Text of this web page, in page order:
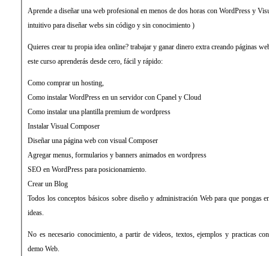
Aprende a diseñar una web profesional en menos de dos horas con WordPress y
intuitivo para diseñar webs sin código y sin conocimiento )
Quieres crear tu propia idea online? trabajar y ganar dinero extra creando páginas
este curso aprenderás desde cero, fácil y rápido:
Como comprar un hosting,
Como instalar WordPress en un servidor con Cpanel y Cloud
Como instalar una plantilla premium de wordpress
Instalar Visual Composer
Diseñar una página web con visual Composer
Agregar menus, formularios y banners animados en wordpress
SEO en WordPress para posicionamiento.
Crear un Blog
Todos los conceptos básicos sobre diseño y administración Web para que pongas
ideas.
No es necesario conocimiento, a partir de videos, textos, ejemplos y practicas
demo Web.